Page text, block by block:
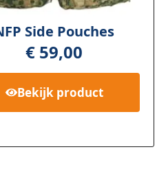
Side Pouches
€ 59,00
Bekijk product